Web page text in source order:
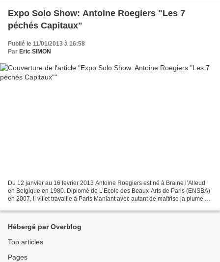
Expo Solo Show: Antoine Roegiers "Les 7
péchés Capitaux"
Publié le 11/01/2013 à 16:58
Par Eric SIMON
Du 12 janvier au 16 fevrier 2013 Antoine Roegiers est né à Braine l’Alleud
en Belgique en 1980. Diplomé de L’Ecole des Beaux-Arts de Paris (ENSBA)
en 2007, il vit et travaille à Paris Maniant avec autant de maîtrise la plume et
Hébergé par Overblog
Top articles
Pages